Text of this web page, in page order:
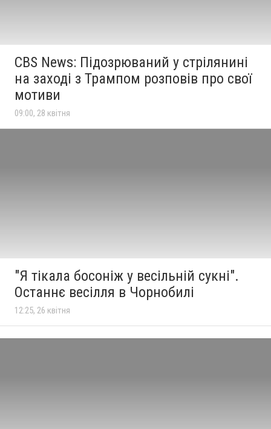
CBS News: Підозрюваний у стрілянині
на заході з Трампом розповів про свої
мотиви
09:00, 28 квітня
"Я тікала босоніж у весільній сукні".
Останнє весілля в Чорнобилі
12:25, 26 квітня